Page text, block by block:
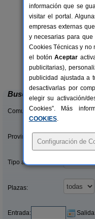
La Casa
Buscar
Comunidades:
Provincias/Islas:
Tipo alquiler:
Plazas:
Entrada:
información que se
visitar el portal.
empresas externas
y necesarias para
Cookies Técnicas y no
el botónAceptar
publicitarias),
publicidad ajustada a
desactivarlas por
elegir su activación/
Cookies”. Más
COOKIES.